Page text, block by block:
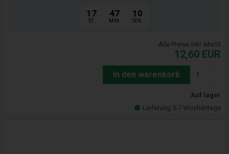
17
ST.
47
MIN.
09
SEK.
Alle Preise inkl. MwSt
12,60 EUR
In den warenkorb
Auf lager
Lieferung 5-7 Wochentage